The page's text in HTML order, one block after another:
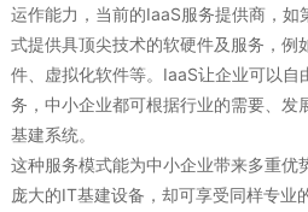
运作能力，当前的IaaS服务提供商，如
式提供具顶尖技术的软硬件及服务，例
件、虚拟化软件等。IaaS让企业可以自
务，中小企业都可根据行业的需要、发
基建系统。
这种服务模式能为中小企业带来多重优
庞大的IT基建设备，却可享受同样专业